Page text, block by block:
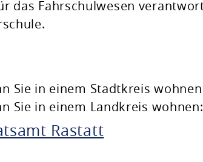
das Fahrschulwesen
Sie in einem Stadtkreis
Sie in einem Landkreis
Rastatt